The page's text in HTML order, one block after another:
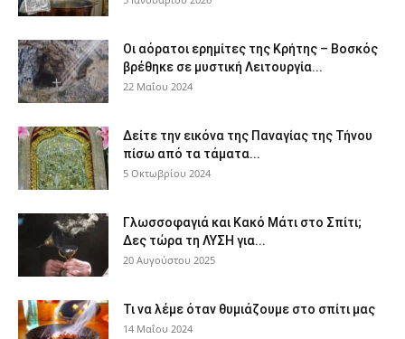
Οι αόρατοι ερημίτες της Κρήτης – Βοσκός
βρέθηκε σε μυστική Λειτουργία...
22 Μαΐου 2024
Δείτε την εικόνα της Παναγίας της Τήνου
πίσω από τα τάματα...
5 Οκτωβρίου 2024
Γλωσσοφαγιά και Κακό Μάτι στο Σπίτι;
Δες τώρα τη ΛΥΣΗ για...
20 Αυγούστου 2025
Τι να λέμε όταν θυμιάζουμε στο σπίτι μας
14 Μαΐου 2024